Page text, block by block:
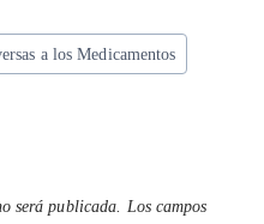
ai
l
re
a los Medicamentos
será publicada.
Los campos